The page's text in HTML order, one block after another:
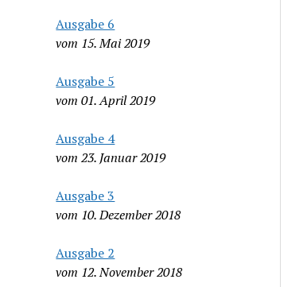
Ausgabe 6
vom 15. Mai 2019
Ausgabe 5
vom 01. April 2019
Ausgabe 4
vom 23. Januar 2019
Ausgabe 3
vom 10. Dezember 2018
Ausgabe 2
vom 12. November 2018